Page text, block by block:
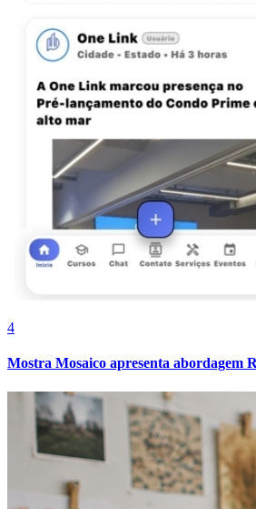
Cruzeiro
4
Mostra Mosaico apresenta abordagem